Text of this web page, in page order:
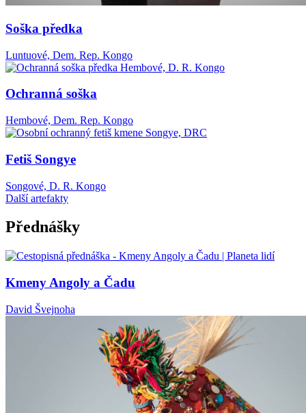
Soška předka
Luntuové, Dem. Rep. Kongo
Ochranná soška
Hembové, Dem. Rep. Kongo
Fetiš Songye
Songové, D. R. Kongo
Další artefakty
Přednášky
Kmeny Angoly a Čadu
David Švejnoha